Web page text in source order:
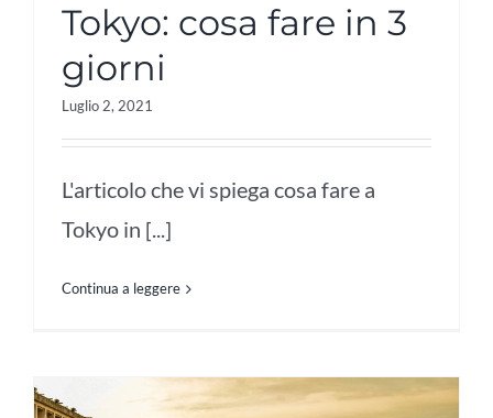
Tokyo: cosa fare in 3
giorni
Luglio 2, 2021
L'articolo che vi spiega cosa fare a
Tokyo in [...]
Continua a leggere